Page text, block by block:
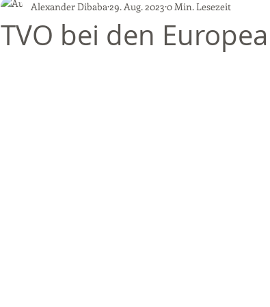
TVO bei den
Alexander Dibaba29. Aug. 2023 0 Min. Lesezeit